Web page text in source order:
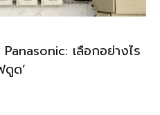
เลือกอย่างไร
ดูด’